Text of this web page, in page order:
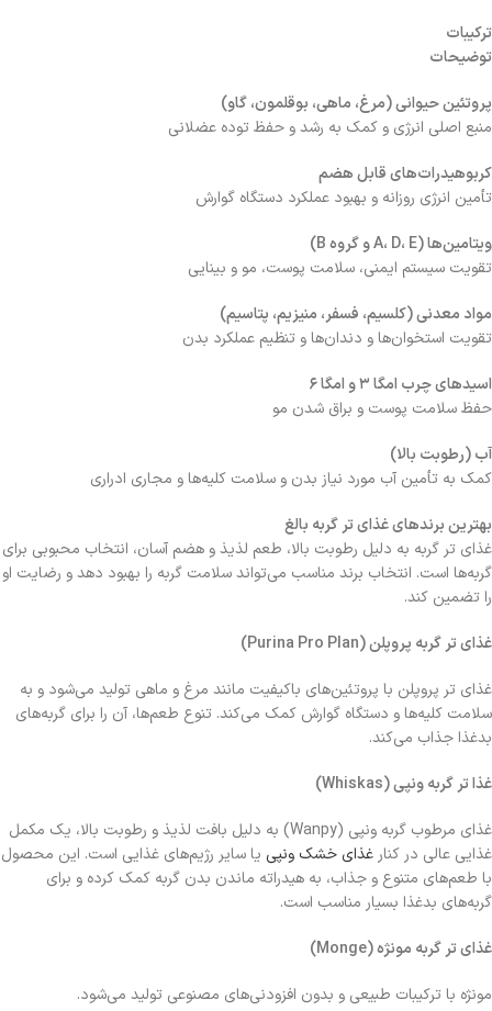
ترکیبات
توضیحات
پروتئین حیوانی (مرغ، ماهی، بوقلمون، گاو)
منبع اصلی انرژی و کمک به رشد و حفظ توده عضلانی
کربوهیدرات‌های قابل هضم
تأمین انرژی روزانه و بهبود عملکرد دستگاه گوارش
ویتامین‌ها (A، D، E و گروه B)
تقویت سیستم ایمنی، سلامت پوست، مو و بینایی
مواد معدنی (کلسیم، فسفر، منیزیم، پتاسیم)
تقویت استخوان‌ها و دندان‌ها و تنظیم عملکرد بدن
اسیدهای چرب امگا ۳ و امگا ۶
حفظ سلامت پوست و براق شدن مو
آب (رطوبت بالا)
کمک به تأمین آب مورد نیاز بدن و سلامت کلیه‌ها و مجاری ادراری
بهترین برندهای غذای تر گربه بالغ
غذای تر گربه به دلیل رطوبت بالا، طعم لذیذ و هضم آسان، انتخاب محبوبی برای
گربه‌ها است. انتخاب برند مناسب می‌تواند سلامت گربه را بهبود دهد و رضایت او
را تضمین کند.
غذای تر گربه پروپلن (Purina Pro Plan)
غذای تر پروپلن با پروتئین‌های باکیفیت مانند مرغ و ماهی تولید می‌شود و به
سلامت کلیه‌ها و دستگاه گوارش کمک می‌کند. تنوع طعم‌ها، آن را برای گربه‌های
بدغذا جذاب می‌کند.
غذا تر گربه ونپی (Whiskas)
غذای مرطوب گربه ونپی (Wanpy) به دلیل بافت لذیذ و رطوبت بالا، یک مکمل
غذایی عالی در کنار غذای خشک ونپی یا سایر رژیم‌های غذایی است. این محصول
با طعم‌های متنوع و جذاب، به هیدراته ماندن بدن گربه کمک کرده و برای
گربه‌های بدغذا بسیار مناسب است.
غذای تر گربه مونژه (Monge)
مونژه با ترکیبات طبیعی و بدون افزودنی‌های مصنوعی تولید می‌شود.